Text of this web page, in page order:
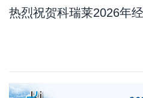
热烈祝贺科瑞莱2026年